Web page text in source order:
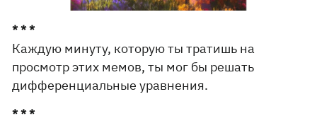
* * *
Каждую минуту, которую ты тратишь на
просмотр этих мемов, ты мог бы решать
дифференциальные уравнения.
* * *